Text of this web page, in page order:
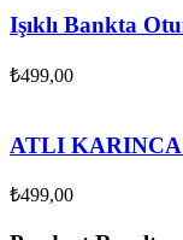
Işıklı Bankta
₺499,00
ATLI
₺499,00